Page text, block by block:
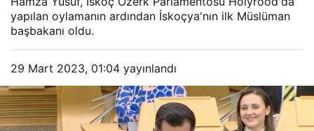
yapılan oylamanın ardından İskoçya'nın ilk Müslüman
başbakanı oldu.
29 Mart 2023, 01:04 yayınlandı